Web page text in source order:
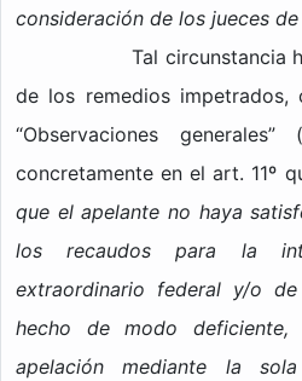
consideración de los jueces de
Tal circunstancia
de los remedios
“Observaciones
concretamente en el art. 11º
que el apelante no haya
los recaudos para la
extraordinario federal y/o
hecho de modo
apelación mediante la